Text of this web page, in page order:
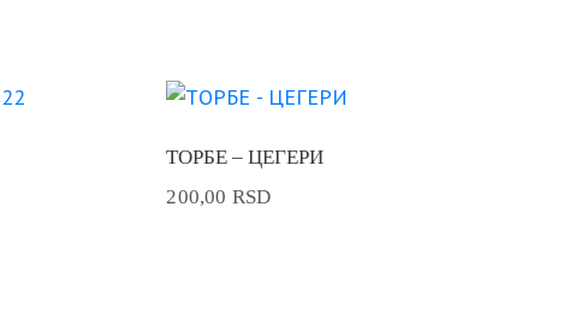
ТОРБЕ – ЦЕГЕРИ
200,00 RSD